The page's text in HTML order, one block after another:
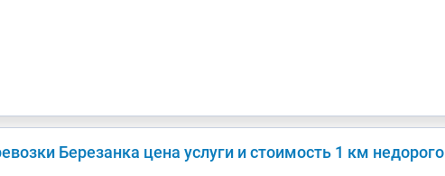
Березанка цена услуги и стоимость 1 км недорого